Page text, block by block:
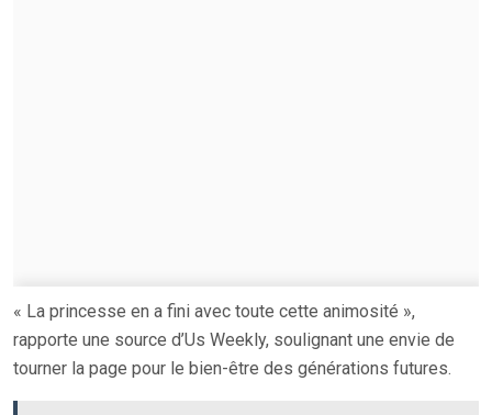
« La princesse en a fini avec toute cette animosité »,
rapporte une source d’Us Weekly, soulignant une envie de
tourner la page pour le bien-être des générations futures.